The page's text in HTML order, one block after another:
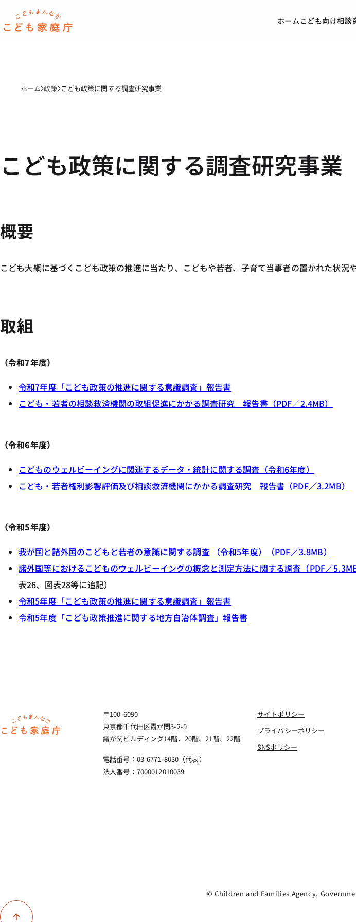
ホーム こども向け相談
ホーム 政策 こども政策に関する調査研究事業
こども政策に関する調査研究事業
概要
こども大綱に基づくこども政策の推進に当たり、こどもや若者、子育て当事者の置かれた状況
取組
（令和7年度）
令和7年度「こども政策の推進に関する意識調査」報告書
こども・若者の相談救済機関の取組促進にかかる調査研究 報告書（PDF／2.4MB）
（令和6年度）
こどものウェルビーイングに関連するデータ・統計に関する調査（令和6年度）
こども・若者権利影響評価及び相談救済機関にかかる調査研究 報告書（PDF／3.2MB）
（令和5年度）
我が国と諸外国のこどもと若者の意識に関する調査 （令和5年度）（PDF／3.8MB）
諸外国等におけるこどものウェルビーイングの概念と測定方法に関する調査（PDF／5.3MB
表26、図表28等に追記）
令和5年度「こども政策の推進に関する意識調査」報告書
令和5年度「こども政策推進に関する地方自治体調査」報告書
〒100-6090
東京都千代田区霞が関3-2-5
霞が関ビルディング14階、20階、21階、22階
電話番号：03-6771-8030（代表）
法人番号：7000012010039
サイトポリシー
プライバシーポリシー
SNSポリシー
© Children and Families Agency,